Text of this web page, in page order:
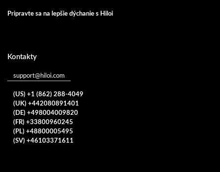
Pripravte sa na lepšie dýchanie s Hiloi
Kontakty
support@hiloi.com
(US) +1 (862) 288-4049
(UK) +442080891401
(DE) +498004009820
(FR) +33800960245
(PL) +48800005495
(SV) +46103371611